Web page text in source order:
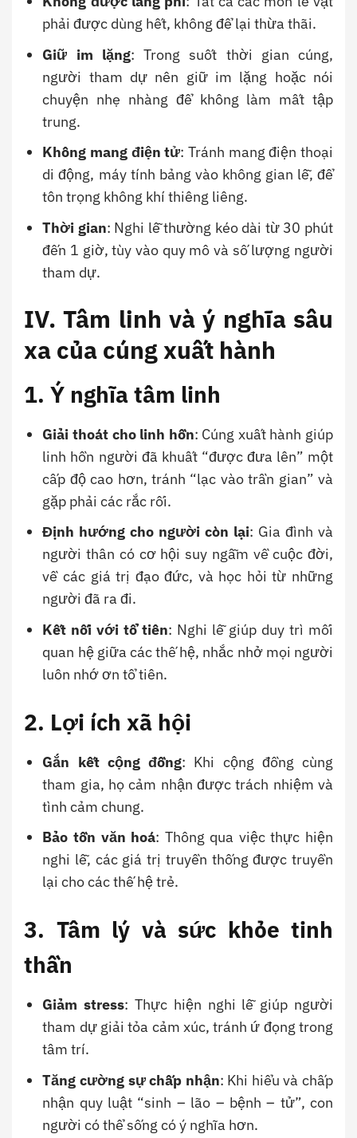
phải được dùng hết, không để lại thừa thãi.
Giữ im lặng: Trong suốt thời gian cúng,
người tham dự nên giữ im lặng hoặc nói
chuyện nhẹ nhàng để không làm mất tập
trung.
Không mang điện tử: Tránh mang điện thoại
di động, máy tính bảng vào không gian lễ, để
tôn trọng không khí thiêng liêng.
Thời gian: Nghi lễ thường kéo dài từ 30 phút
đến 1 giờ, tùy vào quy mô và số lượng người
tham dự.
IV. Tâm linh và ý nghĩa sâu
xa của cúng xuất hành
1. Ý nghĩa tâm linh
Giải thoát cho linh hồn: Cúng xuất hành giúp
linh hồn người đã khuất “được đưa lên” một
cấp độ cao hơn, tránh “lạc vào trần gian” và
gặp phải các rắc rối.
Định hướng cho người còn lại: Gia đình và
người thân có cơ hội suy ngẫm về cuộc đời,
về các giá trị đạo đức, và học hỏi từ những
người đã ra đi.
Kết nối với tổ tiên: Nghi lễ giúp duy trì mối
quan hệ giữa các thế hệ, nhắc nhở mọi người
luôn nhớ ơn tổ tiên.
2. Lợi ích xã hội
Gắn kết cộng đồng: Khi cộng đồng cùng
tham gia, họ cảm nhận được trách nhiệm và
tình cảm chung.
Bảo tồn văn hoá: Thông qua việc thực hiện
nghi lễ, các giá trị truyền thống được truyền
lại cho các thế hệ trẻ.
3. Tâm lý và sức khỏe tinh
thần
Giảm stress: Thực hiện nghi lễ giúp người
tham dự giải tỏa cảm xúc, tránh ứ đọng trong
tâm trí.
Tăng cường sự chấp nhận: Khi hiểu và chấp
nhận quy luật “sinh – lão – bệnh – tử”, con
người có thể sống có ý nghĩa hơn.